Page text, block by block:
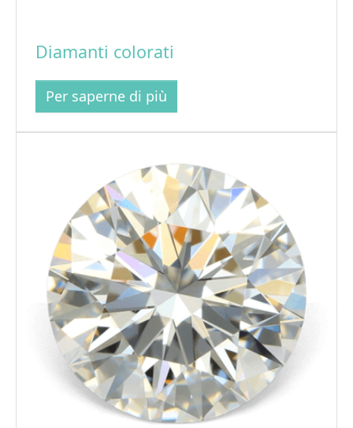
Diamanti colorati
Per saperne di più